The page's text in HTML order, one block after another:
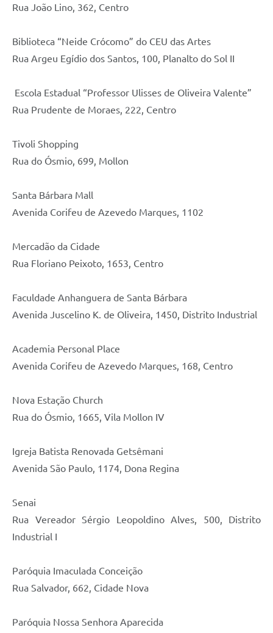
Rua João Lino, 362, Centro
Biblioteca “Neide Crócomo” do CEU das Artes
Rua Argeu Egídio dos Santos, 100, Planalto do Sol II
Escola Estadual “Professor Ulisses de Oliveira Valente”
Rua Prudente de Moraes, 222, Centro
Tivoli Shopping
Rua do Ósmio, 699, Mollon
Santa Bárbara Mall
Avenida Corifeu de Azevedo Marques, 1102
Mercadão da Cidade
Rua Floriano Peixoto, 1653, Centro
Faculdade Anhanguera de Santa Bárbara
Avenida Juscelino K. de Oliveira, 1450, Distrito Industrial
Academia Personal Place
Avenida Corifeu de Azevedo Marques, 168, Centro
Nova Estação Church
Rua do Ósmio, 1665, Vila Mollon IV
Igreja Batista Renovada Getsêmani
Avenida São Paulo, 1174, Dona Regina
Senai
Rua Vereador Sérgio Leopoldino Alves, 500, Distrito
Industrial I
Paróquia Imaculada Conceição
Rua Salvador, 662, Cidade Nova
Paróquia Nossa Senhora Aparecida